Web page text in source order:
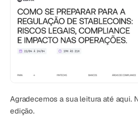
Agradecemos a sua leitura até aqui.
edição.